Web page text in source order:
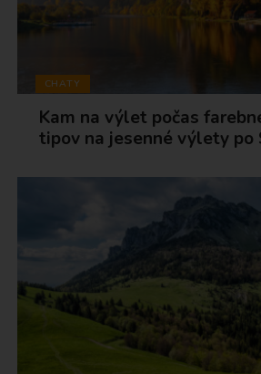
CHATY
Kam na výlet počas
tipov na jesenné výlety po